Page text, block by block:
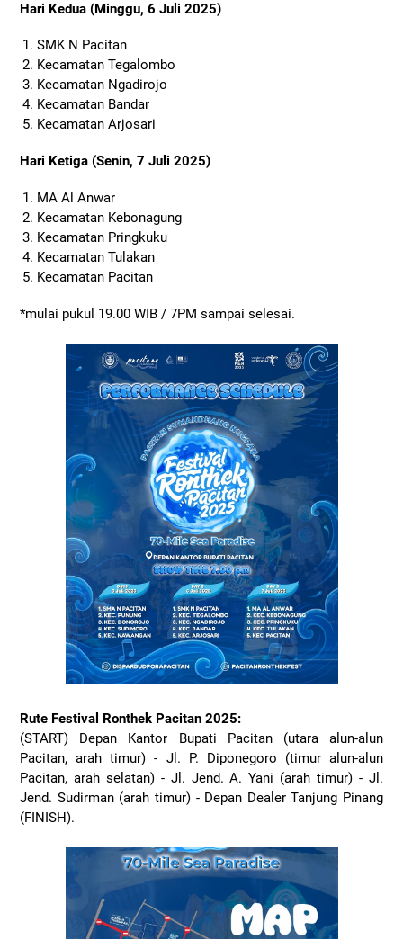
Hari Kedua (Minggu, 6 Juli 2025)
SMK N Pacitan
Kecamatan Tegalombo
Kecamatan Ngadirojo
Kecamatan Bandar
Kecamatan Arjosari
Hari Ketiga (Senin, 7 Juli 2025)
MA Al Anwar
Kecamatan Kebonagung
Kecamatan Pringkuku
Kecamatan Tulakan
Kecamatan Pacitan
*mulai pukul 19.00 WIB / 7PM sampai selesai.
Rute Festival Ronthek Pacitan 2025:
(START) Depan Kantor Bupati Pacitan (utara alun-alun
Pacitan, arah timur) - Jl. P. Diponegoro (timur alun-alun
Pacitan, arah selatan) - Jl. Jend. A. Yani (arah timur) - Jl.
Jend. Sudirman (arah timur) - Depan Dealer Tanjung Pinang
(FINISH).